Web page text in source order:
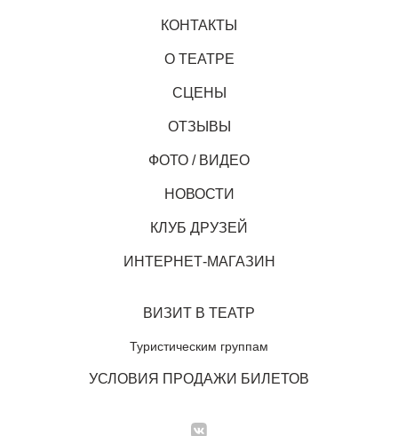
КОНТАКТЫ
О ТЕАТРЕ
СЦЕНЫ
ОТЗЫВЫ
ФОТО / ВИДЕО
НОВОСТИ
КЛУБ ДРУЗЕЙ
ИНТЕРНЕТ-МАГАЗИН
ВИЗИТ В ТЕАТР
Туристическим группам
УСЛОВИЯ ПРОДАЖИ БИЛЕТОВ